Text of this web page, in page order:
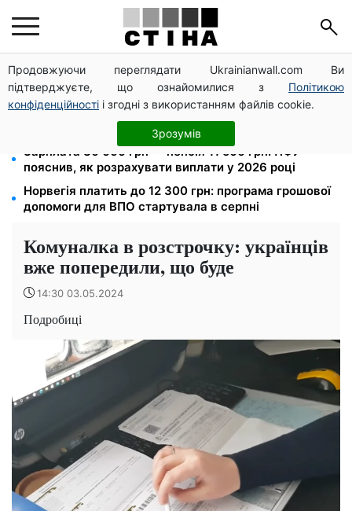
Продовжуючи переглядати Ukrainianwall.com Ви
підтверджуєте, що ознайомилися з Політикою
конфіденційності і згодні з використанням файлів cookie.
Зрозумів
Пенсійна реформа у вересні: добровільні
накопичення й перегляд спецпенсій суддів
Тариф від 190 грн на місяць: Київстар і lifecell дають
знижки пенсіонерам, Vodafone — без пільг
Зарплата 30 000 грн — пенсія 11 500 грн: ПФУ
пояснив, як розрахувати виплати у 2026 році
Норвегія платить до 12 300 грн: програма грошової
допомоги для ВПО стартувала в серпні
Комуналка в розстрочку: українців
вже попередили, що буде
14:30 03.05.2024
Подробиці